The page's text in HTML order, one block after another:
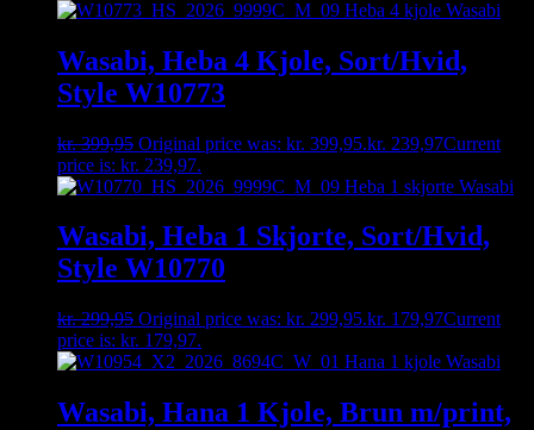
Wasabi, Heba 4 Kjole, Sort/Hvid,
Style W10773
kr.399,95 Original price was: kr. 399,95.kr. 239,97Current
price is: kr. 239,97.
Wasabi, Heba 1 Skjorte, Sort/Hvid,
Style W10770
kr.299,95 Original price was: kr. 299,95.kr. 179,97Current
price is: kr. 179,97.
Wasabi, Hana 1 Kjole, Brun m/print,